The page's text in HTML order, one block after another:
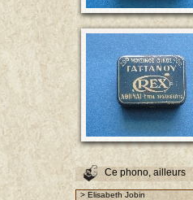
Ce phono, ailleurs
> Elisabeth Jobin